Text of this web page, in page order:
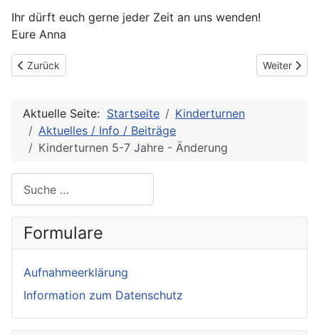
Formulare
Aufnahmeerklärung
Information zum Datenschutz
Ihr dürft euch gerne jeder Zeit an uns wenden!
Eure Anna
Vorheriger Beitrag: Eltern-Kind-Turnen für 2 - 5 jährige startet
Zurück Nächster
Weiter
Aktuelle Seite: Startseite
Kinderturnen
Aktuelles / Info / Beiträge
Kinderturnen 5-7 Jahre - Änderung